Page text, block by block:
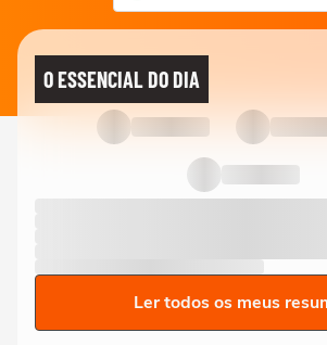
O ESSENCIAL DO DIA
Ler todos os meus